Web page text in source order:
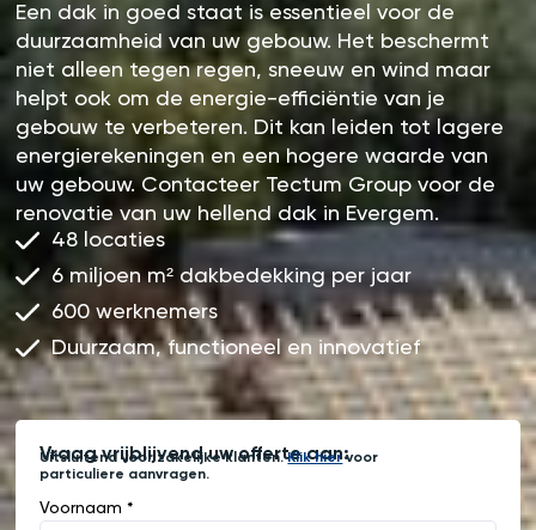
Een dak in goed staat is essentieel voor de
duurzaamheid van uw gebouw. Het beschermt
niet alleen tegen regen, sneeuw en wind maar
helpt ook om de energie-efficiëntie van je
gebouw te verbeteren. Dit kan leiden tot lagere
energierekeningen en een hogere waarde van
uw gebouw. Contacteer Tectum Group voor de
renovatie van uw hellend dak in Evergem.
48 locaties
6 miljoen m² dakbedekking per jaar
600 werknemers
Duurzaam, functioneel en innovatief
Vraag vrijblijvend uw offerte aan:
Uitsluitend voor zakelijke klanten.Klik hiervoor
particuliere aanvragen.
Voornaam *